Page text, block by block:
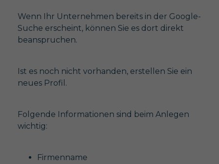
Wenn Ihr Unternehmen bereits in der Google-
Suche erscheint, können Sie es dort direkt
beanspruchen.
Ist es noch nicht vorhanden, erstellen Sie ein
neues Profil.
Folgende Informationen sind beim Anlegen
wichtig:
Firmenname